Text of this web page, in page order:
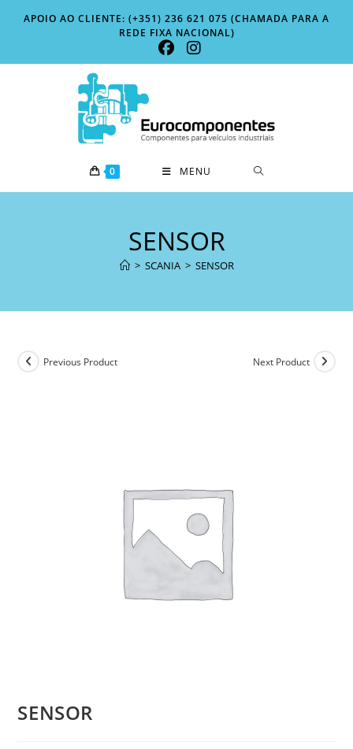
APOIO AO CLIENTE: (+351) 236 621 075 (CHAMADA PARA A
REDE FIXA NACIONAL)
0 MENU
SENSOR
> SCANIA > SENSOR
Previous Product Next Product
SENSOR